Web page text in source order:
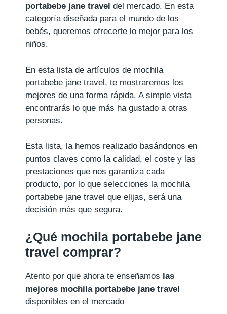
portabebe jane travel del mercado. En esta
categoría diseñada para el mundo de los
bebés, queremos ofrecerte lo mejor para los
niños.
En esta lista de artículos de mochila
portabebe jane travel, te mostraremos los
mejores de una forma rápida. A simple vista
encontrarás lo que más ha gustado a otras
personas.
Esta lista, la hemos realizado basándonos en
puntos claves como la calidad, el coste y las
prestaciones que nos garantiza cada
producto, por lo que selecciones la mochila
portabebe jane travel que elijas, será una
decisión más que segura.
¿Qué mochila portabebe jane
travel comprar?
Atento por que ahora te enseñamos las
mejores mochila portabebe jane travel
disponibles en el mercado